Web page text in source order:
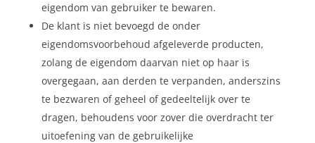
eigendom van gebruiker te bewaren.
De klant is niet bevoegd de onder
eigendomsvoorbehoud afgeleverde producten,
zolang de eigendom daarvan niet op haar is
overgegaan, aan derden te verpanden, anderszins
te bezwaren of geheel of gedeeltelijk over te
dragen, behoudens voor zover die overdracht ter
uitoefening van de gebruikelijke